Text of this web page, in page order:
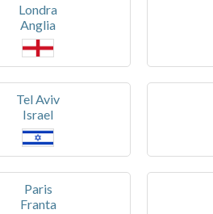
Londra
Anglia
Tel Aviv
Israel
Paris
Franta